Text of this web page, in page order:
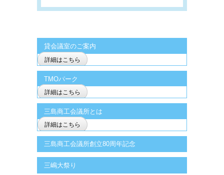
貸会議室のご案内
詳細はこちら
TMOパーク
詳細はこちら
三島商工会議所とは
詳細はこちら
三島商工会議所創立80周年記念
三嶋大祭り